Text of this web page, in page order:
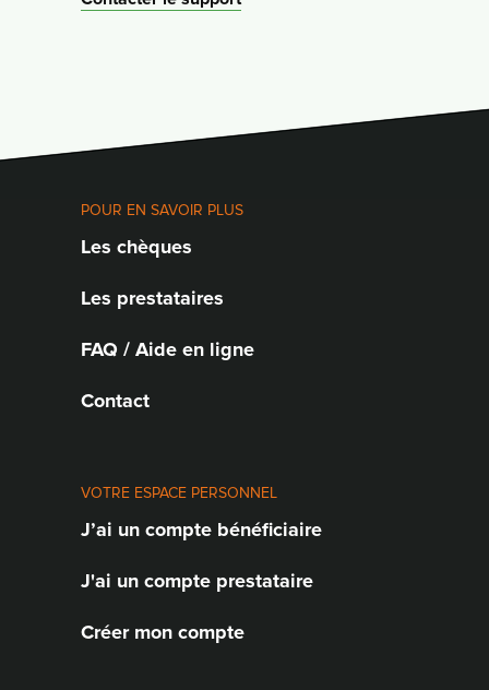
POUR EN SAVOIR PLUS
Les chèques
Les prestataires
FAQ / Aide en ligne
Contact
VOTRE ESPACE PERSONNEL
J’ai un compte bénéficiaire
J'ai un compte prestataire
Créer mon compte